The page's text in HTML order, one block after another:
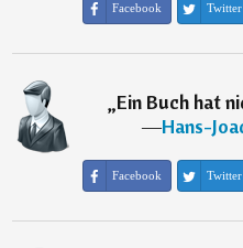
Facebook Twitter
„Ein Buch hat
―Hans-
Facebook Twitter